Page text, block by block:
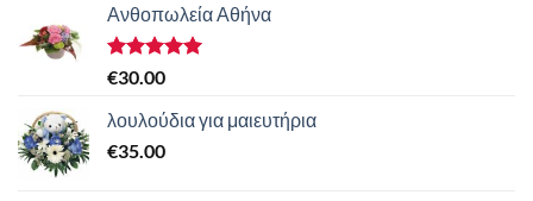
Ανθοπωλεία Αθήνα
Βαθμολογήθηκε
από 5
€30.00
λουλούδια για μαιευτήρια
€35.00